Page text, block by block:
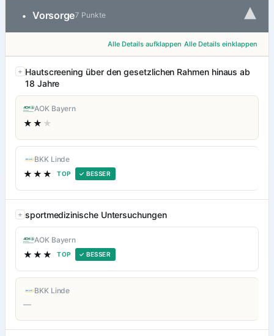
• Vorsorge7 Punkte ▾
Alle Details aufklappen Alle Details einklappen
Hautscreening über den gesetzlichen Rahmen hinaus ab
18 Jahre
AOK Bayern
★★ ★
BKK Linde
★★★ TOP ✓ BESSER
sportmedizinische Untersuchungen
AOK Bayern
★★★ TOP ✓ BESSER
BKK Linde
—